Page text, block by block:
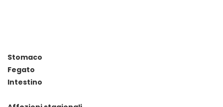
Stomaco
Fegato
Intestino